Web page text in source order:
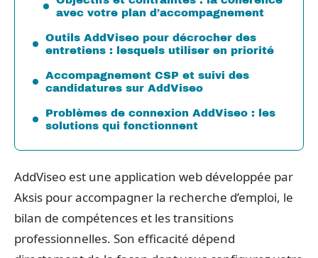
avec votre plan d’accompagnement
Outils AddViseo pour décrocher des
entretiens : lesquels utiliser en priorité
Accompagnement CSP et suivi des
candidatures sur AddViseo
Problèmes de connexion AddViseo : les
solutions qui fonctionnent
AddViseo est une application web développée par
Aksis pour accompagner la recherche d’emploi, le
bilan de compétences et les transitions
professionnelles. Son efficacité dépend